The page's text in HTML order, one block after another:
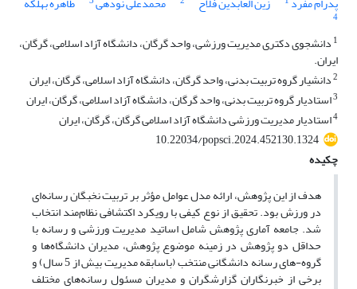
4
1 دانشجوی دکتری مدیریت ورزشی، واحد گرگان، دانشگاه آزاد اسلامی، گرگان،
ایران.
2دانشیار گروه تربیت بدنی، واحد گرگان، دانشگاه آزاد اسلامی، گرگان، ایران
3استادیار گروه تربیت بدنی، واحد گرگان، دانشگاه آزاد اسلامی، گرگان، ایران
4استادیار مدیریت ورزشی دانشگاه آزاد اسلامی گرگان، گرگان، ایران
10.22034/popsci.2024.452130.1324
چکیده
هدف از این پژوهش، ارائه مدل عوامل مؤثر بر تربیت نخبگان رسانه‌ای
در ورزش بود. تحقیق از نوع کیفی با رویکرد اکتشافی نظام‌مند انتخاب
شد. جامعه آماری پژوهش شامل اساتید مدیریت ورزشی و رسانه با
حداقل دو پژوهش در زمینه موضوع پژوهش، مدیران دانشگاه‌ها و
گروه-های رسانه دانشگانی منتخب (باسابقه مدیریت بیش از 5 سال) و
برخی از خبرنگاران گزارشگران و مدیران مسئول رسانه‌های مختلف